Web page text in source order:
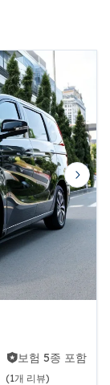
Next
보험 5종 포함
(1개 리뷰)